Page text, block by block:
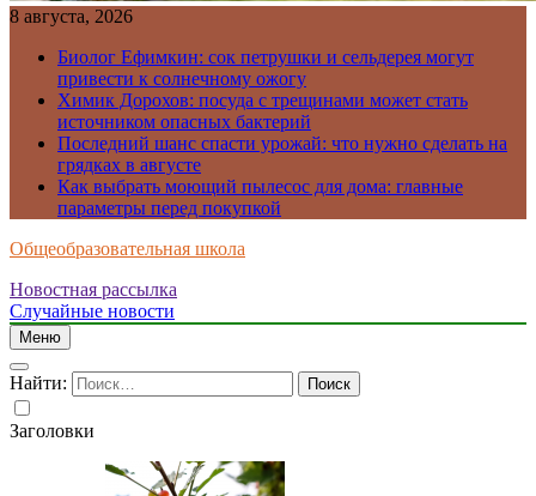
8 августа, 2026
Биолог Ефимкин: сок петрушки и сельдерея могут
привести к солнечному ожогу
Химик Дорохов: посуда с трещинами может стать
источником опасных бактерий
Последний шанс спасти урожай: что нужно сделать на
грядках в августе
Как выбрать моющий пылесос для дома: главные
параметры перед покупкой
Общеобразовательная школа
Новостная рассылка
Случайные новости
Меню
Найти:
Заголовки